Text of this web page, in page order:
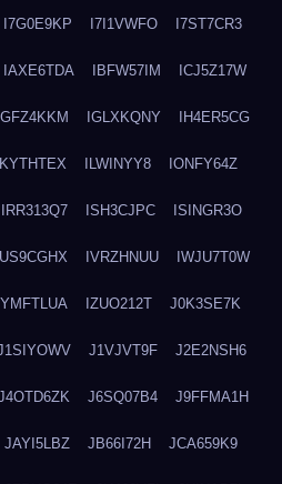
I7G0E9KP I7I1VWFO I7ST7CR3
IAXE6TDA IBFW57IM ICJ5Z17W
IGFZ4KKM IGLXKQNY IH4ER5CG
IKYTHTEX ILWINYY8 IONFY64Z
IRR313Q7 ISH3CJPC ISINGR3O
IUS9CGHX IVRZHNUU IWJU7T0W
IYMFTLUA IZUO212T J0K3SE7K
J1VJVT9F J2E2NSH6
J6SQ07B4 J9FFMA1H
JAYI5LBZ JB66I72H JCA659K9